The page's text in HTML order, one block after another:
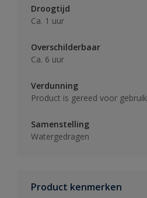
Droogtijd
Ca. 1 uur
Overschilderbaar
Ca. 6 uur
Verdunning
Product is gereed voor gebruik
Samenstelling
Watergedragen
Product kenmerken